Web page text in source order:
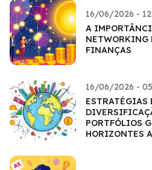
16/06/2026 -
A
NETWORKING
FINANÇAS
16/06/2026 -
ESTRATÉGIAS
PORTFÓLIOS
HORIZONTES